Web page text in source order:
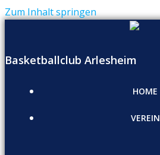
Zum Inhalt springen
Basketballclub Arlesheim
HOME
VEREIN